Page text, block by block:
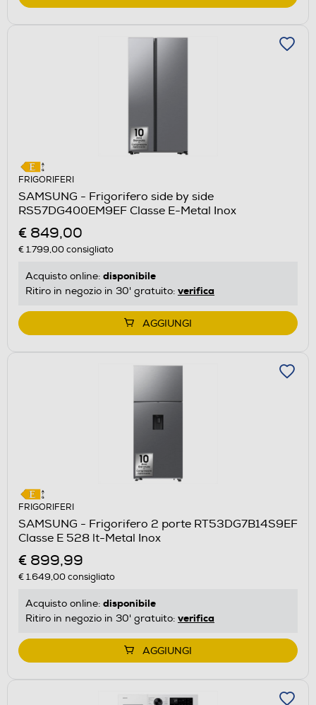
FRIGORIFERI
SAMSUNG - Frigorifero side by side
RS57DG400EM9EF Classe E-Metal Inox
€ 849,00
€ 1.799,00consigliato
Acquisto online: disponibile
Ritiro in negozio in 30' gratuito: verifica
AGGIUNGI
FRIGORIFERI
SAMSUNG - Frigorifero 2 porte RT53DG7B14S9EF
Classe E 528 lt-Metal Inox
€ 899,99
€ 1.649,00consigliato
Acquisto online: disponibile
Ritiro in negozio in 30' gratuito: verifica
AGGIUNGI